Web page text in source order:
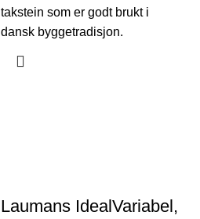
takstein som er godt brukt i
dansk byggetradisjon.
Laumans IdealVariabel,